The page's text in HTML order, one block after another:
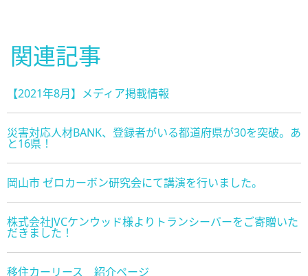
関連記事
【2021年8月】メディア掲載情報
災害対応人材BANK、登録者がいる都道府県が30を突破。あ
と16県！
岡山市 ゼロカーボン研究会にて講演を行いました。
株式会社JVCケンウッド様よりトランシーバーをご寄贈いた
だきました！
移住カーリース 紹介ページ